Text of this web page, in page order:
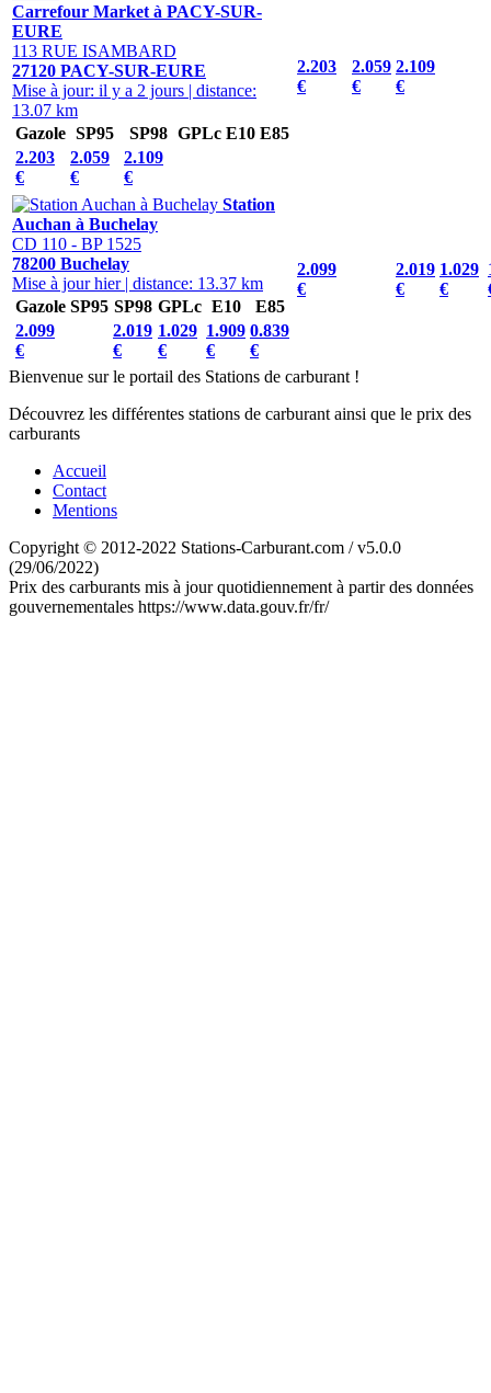
Carrefour Market à PACY-SUR-
EURE
113 RUE ISAMBARD
27120 PACY-SUR-EURE
Mise à jour: il y a 2 jours | distance:
13.07 km
Gazole SP95 SP98 GPLc E10 E85
2.203
€
2.059
€
2.109
€
2.203
€
2.059
€
2.109
€
Station
Auchan à Buchelay
CD 110 - BP 1525
78200 Buchelay
Mise à jour hier | distance: 13.37 km
Gazole SP95 SP98 GPLc E10
E85
2.099
€
2.019
€
1.029
€
1.909
€
0.839
€
2.099
€
2.019
€
1.029
€
Bienvenue sur le portail des Stations de carburant !
Découvrez les différentes stations de carburant ainsi que le prix des
carburants
Accueil
Contact
Mentions
Copyright © 2012-2022 Stations-Carburant.com / v5.0.0
(29/06/2022)
Prix des carburants mis à jour quotidiennement à partir des données
gouvernementales https://www.data.gouv.fr/fr/